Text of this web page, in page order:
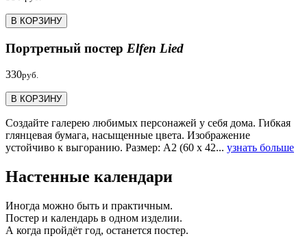
В КОРЗИНУ
Портретный постер Elfen Lied
330руб.
В КОРЗИНУ
Создайте галерею любимых персонажей у себя дома. Гибкая
глянцевая бумага, насыщенные цвета. Изображение
устойчиво к выгоранию. Размер: А2 (60 х 42... узнать больше
Настенные календари
Иногда можно быть и практичным.
Постер и календарь в одном изделии.
А когда пройдёт год, останется постер.